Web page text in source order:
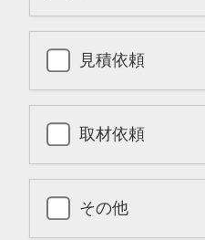
見積依頼
取材依頼
その他